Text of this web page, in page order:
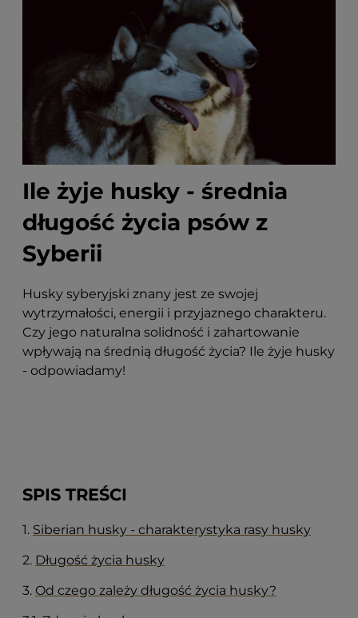
Ile żyje husky - średnia
długość życia psów z
Syberii
Husky syberyjski znany jest ze swojej
wytrzymałości, energii i przyjaznego charakteru.
Czy jego naturalna solidność i zahartowanie
wpływają na średnią długość życia? Ile żyje husky
- odpowiadamy!
SPIS TREŚCI
1. Siberian husky - charakterystyka rasy husky
2. Długość życia husky
3. Od czego zależy długość życia husky?